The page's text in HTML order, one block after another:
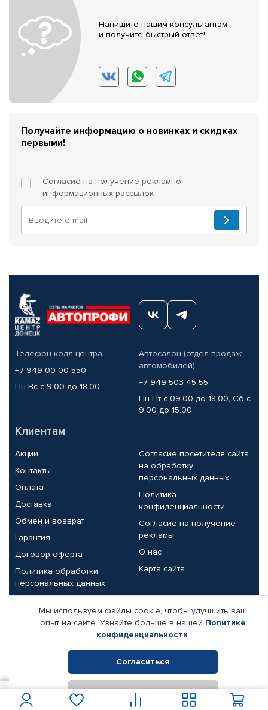
Напишите нашим консультантам
и получите быстрый ответ!
Получайте информацию о новинках и скидках
первыми!
Согласие на получение рекламно-
информационных рассылок
Телефон колл-центра
+7 949 00-00-550
Пн-Вс с 9.00 до 18.00
Автосалон (отдел продаж
автомобилей)
+7 949 503-45-55
Пн-Пт с 09.00 до 18.00, Сб с
9.00 до 15.00
Клиентам
Акции
Контакты
Оплата
Доставка
Обмен и возврат
Гарантия
Договор-оферта
Политика обработки
персональных данных
Согласие посетителя сайта
на обработку
персональных данных
Политика
конфиденциальности
Согласие на получение
рекламы
О нас
Карта сайта
Партнерам
Корпоративным клиентам
Поставщикам
Реквизиты компании
© КАМАЗ ЦЕНТР ДОНЕЦК, 2015-2026. Все права защищены.
Интернет-магазин автомобильных товаров Автопрофи.
Мы используем файлы cookie, чтобы улучшить ваш
опыт на сайте. Узнайте больше в нашей Политике
конфиденциальности.
Согласиться
Отклонить
В корзину